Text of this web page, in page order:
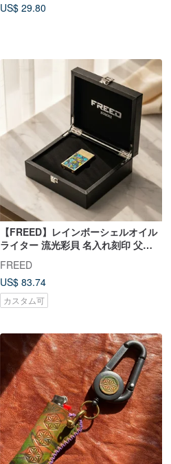
US$ 29.80
【FREED】レインボーシェルオイル
ライター 流光彩貝 名入れ刻印 父の
FREED
US$ 83.74
カスタム可